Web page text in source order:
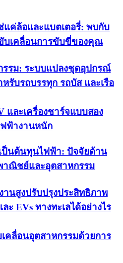
ค่ล้อและแบตเตอรี่: พบกับ
บเคลื่อนการขับขี่ของคุณ
รรม: ระบบแปลงชุดอุปกรณ์
รับรถบรรทุก รถบัส และเรือ
และเครื่องชาร์จแบบสอง
ฟ้างานหนัก
ป็นต้นทุนไฟฟ้า: ปัจจัยด้าน
าณิชย์และอุตสาหกรรม
านสูงปรับปรุงประสิทธิภาพ
ะ EVs ทางทะเลได้อย่างไร
คลื่อนอุตสาหกรรมด้วยการ